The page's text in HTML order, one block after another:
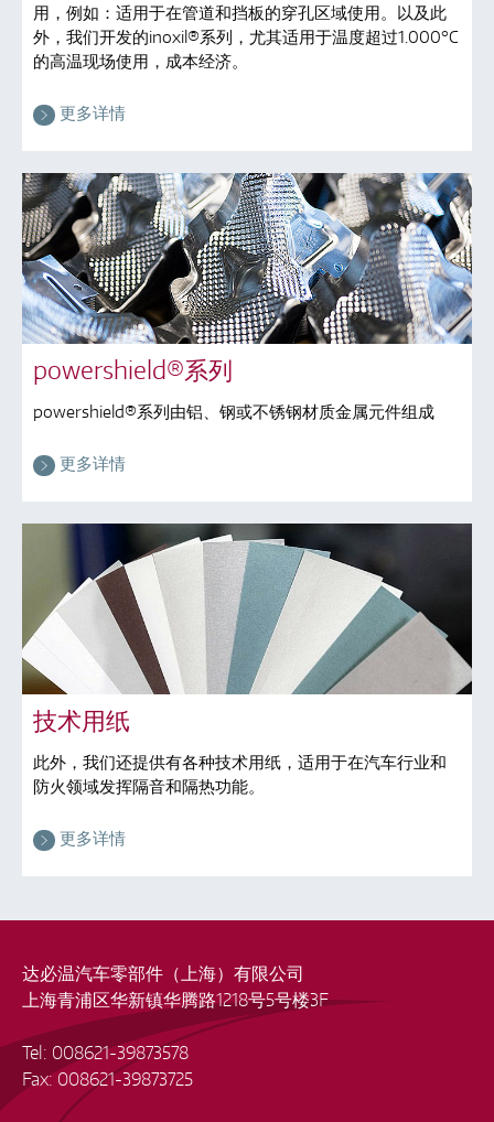
用，例如：适用于在管道和挡板的穿孔区域使用。以及此
外，我们开发的inoxil®系列，尤其适用于温度超过1.000°C
的高温现场使用，成本经济。
更多详情
powershield®系列
powershield®系列由铝、钢或不锈钢材质金属元件组成
更多详情
技术用纸
此外，我们还提供有各种技术用纸，适用于在汽车行业和
防火领域发挥隔音和隔热功能。
更多详情
达必温汽车零部件（上海）有限公司
上海青浦区华新镇华腾路1218号5号楼3F
Tel: 008621-39873578
Fax: 008621-39873725